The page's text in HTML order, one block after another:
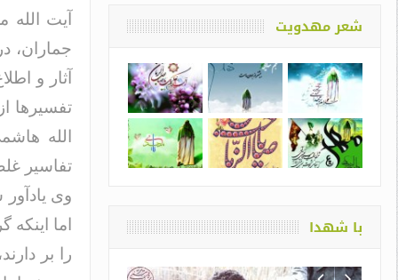
آیت
جماران،
آثار و
تفسیرها
الله
تفاسیر
وی
اما
را بر
شعر مهدویت
با شهدا